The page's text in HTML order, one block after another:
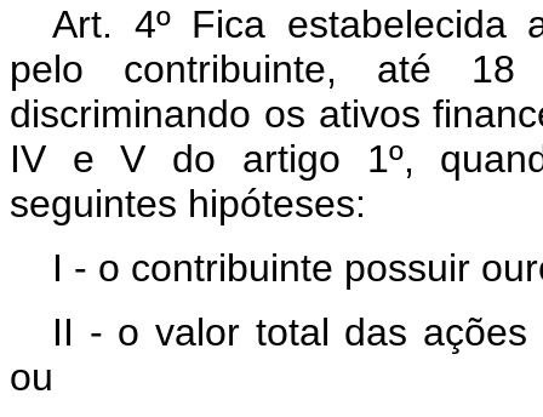
Art. 4º Fica estabelecida
pelo contribuinte, até
discriminando os ativos
IV e V do artigo 1º,
seguintes hipóteses:
I - o contribuinte possuir
II - o valor total das
ou